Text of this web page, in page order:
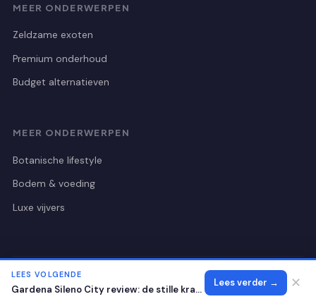
MEER ONDERWERPEN
Zeldzame exoten
Premium onderhoud
Budget alternatieven
MEER ONDERWERPEN
Botanische lifestyle
Bodem & voeding
Luxe vijvers
© 2026 Botanischetuinutrecht Alle rechten voorbehouden.
LEES VOLGENDE
Gardena Sileno City review: de stille kracht voor je gazon
Lees verder → ✕